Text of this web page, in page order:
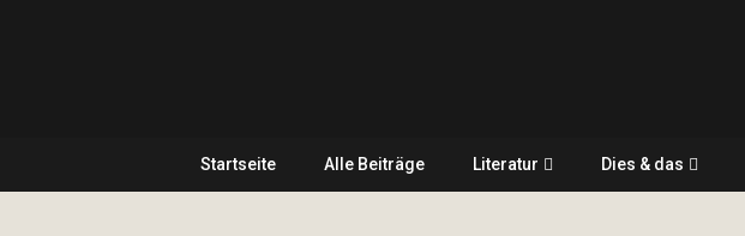
Magazin
Startseite
Alle Beiträge Literatur Dies & das